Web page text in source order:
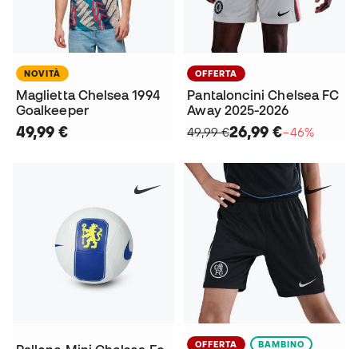
NOVITÀ
Maglietta Chelsea 1994
Goalkeeper
49,99 €
OFFERTA
Pantaloncini Chelsea FC
Away 2025-2026
49,99 €26,99 €−46%
OFFERTA BAMBINO